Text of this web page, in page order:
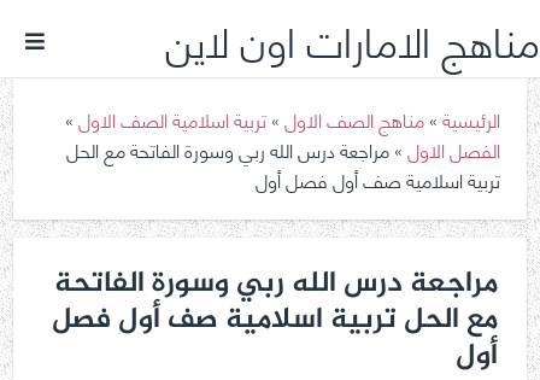
مناهج الامارات اون لاين
الرئيسية»مناهج الصف الاول»تربية اسلامية الصف الاول»
الفصل الاول»مراجعة درس الله ربي وسورة الفاتحة مع الحل
تربية اسلامية صف أول فصل أول
مراجعة درس الله ربي وسورة الفاتحة
مع الحل تربية اسلامية صف أول فصل
أول